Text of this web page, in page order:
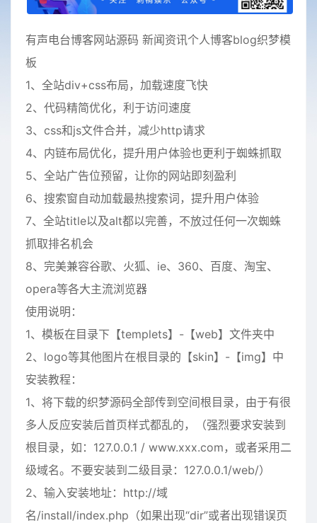
有声电台博客网站源码 新闻资讯个人博客blog织梦模
板
1、全站div+css布局，加载速度飞快
2、代码精简优化，利于访问速度
3、css和js文件合并，减少http请求
4、内链布局优化，提升用户体验也更利于蜘蛛抓取
5、全站广告位预留，让你的网站即刻盈利
6、搜索窗自动加载最热搜索词，提升用户体验
7、全站title以及alt都以完善，不放过任何一次蜘蛛
抓取排名机会
8、完美兼容谷歌、火狐、ie、360、百度、淘宝、
opera等各大主流浏览器
使用说明：
1、模板在目录下【templets】-【web】文件夹中
2、logo等其他图片在根目录的【skin】-【img】中
安装教程：
1、将下载的织梦源码全部传到空间根目录，由于有很
多人反应安装后首页样式都乱的，（强烈要求安装到
根目录，如：127.0.0.1 / www.xxx.com，或者采用二
级域名。不要安装到二级目录：127.0.0.1/web/）
2、输入安装地址：http://域
名/install/index.php（如果出现“dir”或者出现错误页